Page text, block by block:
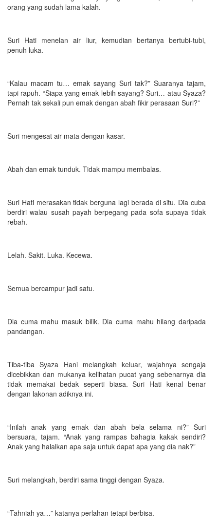
orang yang sudah lama kalah.
Suri Hati menelan air liur, kemudian bertanya bertubi-tubi,
penuh luka.
“Kalau macam tu… emak sayang Suri tak?” Suaranya tajam,
tapi rapuh. “Siapa yang emak lebih sayang? Suri… atau Syaza?
Pernah tak sekali pun emak dengan abah fikir perasaan Suri?”
Suri mengesat air mata dengan kasar.
Abah dan emak tunduk. Tidak mampu membalas.
Suri Hati merasakan tidak berguna lagi berada di situ. Dia cuba
berdiri walau susah payah berpegang pada sofa supaya tidak
rebah.
Lelah. Sakit. Luka. Kecewa.
Semua bercampur jadi satu.
Dia cuma mahu masuk bilik. Dia cuma mahu hilang daripada
pandangan.
Tiba-tiba Syaza Hani melangkah keluar, wajahnya sengaja
dicebikkan dan mukanya kelihatan pucat yang sebenarnya dia
tidak memakai bedak seperti biasa. Suri Hati kenal benar
dengan lakonan adiknya ini.
“Inilah anak yang emak dan abah bela selama ni?” Suri
bersuara, tajam. “Anak yang rampas bahagia kakak sendiri?
Anak yang halalkan apa saja untuk dapat apa yang dia nak?”
Suri melangkah, berdiri sama tinggi dengan Syaza.
“Tahniah ya…” katanya perlahan tetapi berbisa.